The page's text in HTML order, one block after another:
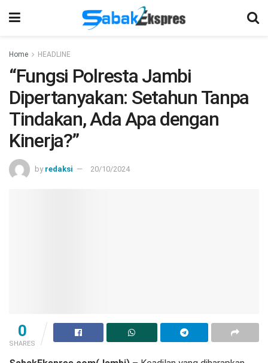
Home HEADLINE
“Fungsi Polresta Jambi
Dipertanyakan: Setahun Tanpa
Tindakan, Ada Apa dengan
Kinerja?”
by redaksi 20/10/2024
0
SHARES